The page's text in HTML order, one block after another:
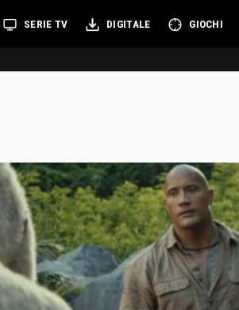
SERIE TV DIGITALE GIOCHI